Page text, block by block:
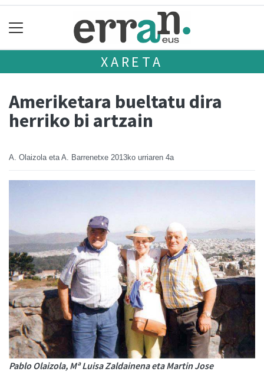
XARETA
Ameriketara bueltatu dira
herriko bi artzain
A. Olaizola eta A. Barrenetxe 2013ko urriaren 4a
Pablo Olaizola, Mª Luisa Zaldainena eta Martin Jose